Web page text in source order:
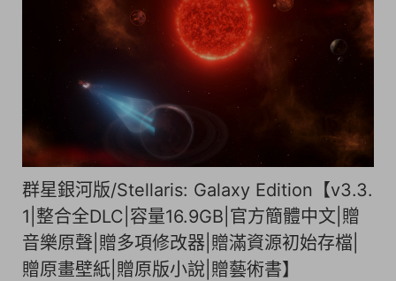
群星銀河版/Stellaris: Galaxy Edition【v3.3.
1|整合全DLC|容量16.9GB|官方簡體中文|贈
音樂原聲|贈多項修改器|贈滿資源初始存檔|
贈原畫壁紙|贈原版小說|贈藝術書】